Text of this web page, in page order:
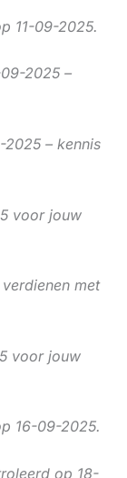
11-09-2025.
2025 –
– kennis
voor jouw
met
voor jouw
16-09-2025.
op 18-